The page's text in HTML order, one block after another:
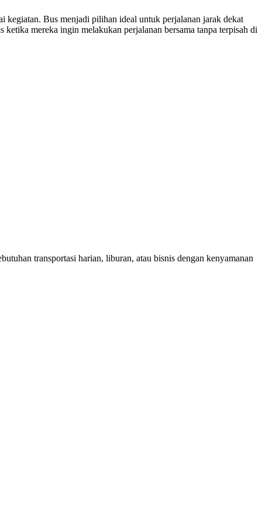
kegiatan. Bus menjadi pilihan ideal untuk perjalanan jarak dekat
mereka ingin melakukan perjalanan bersama tanpa terpisah di
transportasi harian, liburan, atau bisnis dengan kenyamanan